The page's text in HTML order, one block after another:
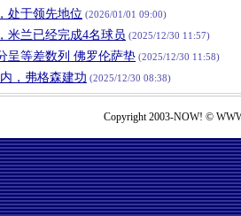
处于领先地位 (2026/01/01 09:00)
米兰已经完成4名球员 (2025/12/30 11:57)
呈等差数列 佛罗伦萨垫 (2025/12/30 11:58)
，弗格森建功 (2025/12/30 08:38)
Copyright 2003-NOW! ©